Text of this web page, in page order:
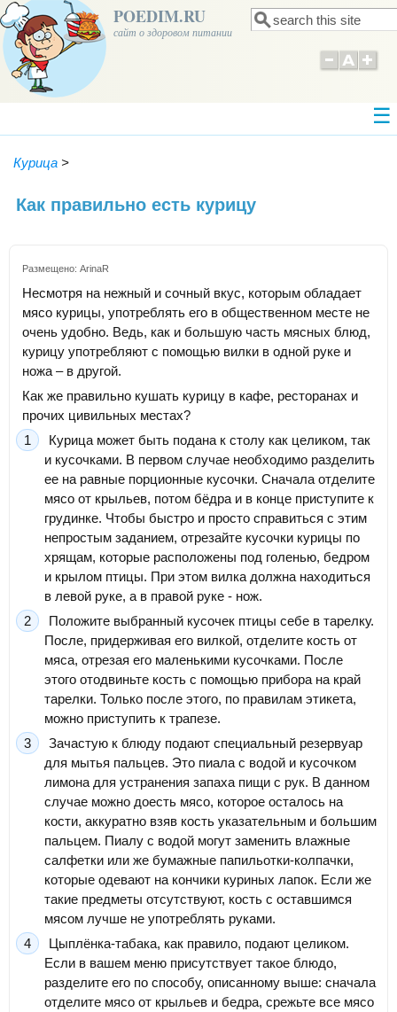
POEDIM.RU
сайт о здоровом питании Форма поиска
Поиск
Курица >
Как правильно есть курицу
Размещено: ArinaR
Несмотря на нежный и сочный вкус, которым обладает
мясо курицы, употреблять его в общественном месте не
очень удобно. Ведь, как и большую часть мясных блюд,
курицу употребляют с помощью вилки в одной руке и
ножа – в другой.
Как же правильно кушать курицу в кафе, ресторанах и
прочих цивильных местах?
Курица может быть подана к столу как целиком, так
и кусочками. В первом случае необходимо разделить
ее на равные порционные кусочки. Сначала отделите
мясо от крыльев, потом бёдра и в конце приступите к
грудинке. Чтобы быстро и просто справиться с этим
непростым заданием, отрезайте кусочки курицы по
хрящам, которые расположены под голенью, бедром
и крылом птицы. При этом вилка должна находиться
в левой руке, а в правой руке - нож.
Положите выбранный кусочек птицы себе в тарелку.
После, придерживая его вилкой, отделите кость от
мяса, отрезая его маленькими кусочками. После
этого отодвиньте кость с помощью прибора на край
тарелки. Только после этого, по правилам этикета,
можно приступить к трапезе.
Зачастую к блюду подают специальный резервуар
для мытья пальцев. Это пиала с водой и кусочком
лимона для устранения запаха пищи с рук. В данном
случае можно доесть мясо, которое осталось на
кости, аккуратно взяв кость указательным и большим
пальцем. Пиалу с водой могут заменить влажные
салфетки или же бумажные папильотки-колпачки,
которые одевают на кончики куриных лапок. Если же
такие предметы отсутствуют, кость с оставшимся
мясом лучше не употреблять руками.
Цыплёнка-табака, как правило, подают целиком.
Если в вашем меню присутствует такое блюдо,
разделите его по способу, описанному выше: сначала
отделите мясо от крыльев и бедра, срежьте все мясо